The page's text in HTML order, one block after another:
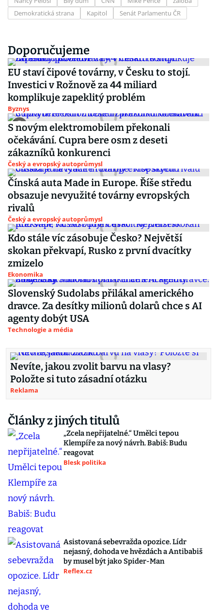
Demokratická strana
Kapitol Senát Parlamentu ČR
Doporučujeme
EU staví čipové továrny, v Česku to stojí.
Investici v Rožnově za 44 miliard
komplikuje zapeklitý problém
Byznys
S novým elektromobilem překonali
očekávání. Cupra bere osm z deseti
zákazníků konkurenci
Český a evropský autoprůmysl
Čínská auta Made in Europe. Říše středu
obsazuje nevyužité továrny evropských
rivalů
Český a evropský autoprůmysl
Kdo stále víc zásobuje Česko? Největší
skokan překvapí, Rusko z první dvacítky
zmizelo
Ekonomika
Slovenský Sudolabs přilákal amerického
dravce. Za desítky milionů dolarů chce s AI
agenty dobýt USA
Technologie a média
Nevíte, jakou zvolit barvu na vlasy?
Položte si tuto zásadní otázku
Reklama
Články z jiných titulů
„Zcela nepřijatelné.“ Umělci tepou
Klempíře za nový návrh. Babiš: Budu
reagovat
Blesk politika
Asistovaná sebevražda opozice. Lídr
nejasný, dohoda ve hvězdách a Antibabiš
by musel být jako Spider-Man
Reflex.cz